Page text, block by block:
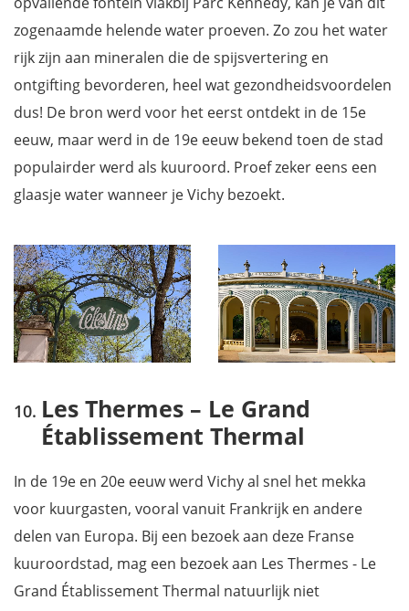
zogenaamde helende water proeven. Zo zou het water
rijk zijn aan mineralen die de spijsvertering en
ontgifting bevorderen, heel wat gezondheidsvoordelen
dus! De bron werd voor het eerst ontdekt in de 15e
eeuw, maar werd in de 19e eeuw bekend toen de stad
populairder werd als kuuroord. Proef zeker eens een
glaasje water wanneer je Vichy bezoekt.
Les Thermes – Le Grand
Établissement Thermal
In de 19e en 20e eeuw werd Vichy al snel het mekka
voor kuurgasten, vooral vanuit Frankrijk en andere
delen van Europa. Bij een bezoek aan deze Franse
kuuroordstad, mag een bezoek aan Les Thermes - Le
Grand Établissement Thermal natuurlijk niet